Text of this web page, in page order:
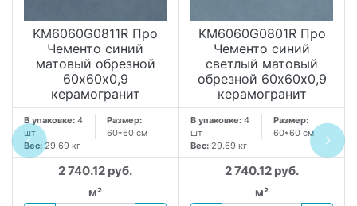
KM6060G0811R Про
Чементо синий
матовый обрезной
60х60x0,9
керамогранит
В упаковке: 4
шт
Размер:
60*60 см
Вес: 29.69 кг
2 740.12 руб.
м²
KM6060G0801R Про
Чементо синий
светлый матовый
обрезной 60х60x0,9
керамогранит
В упаковке: 4
шт
Размер:
60*60 см
Вес: 29.69 кг
2 740.12 руб.
м²